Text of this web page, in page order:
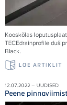
Kooskõlas
TECEdrainprofile
Black.
LOE ARTIKLIT
12.07.2022 – UUDISED
Peene